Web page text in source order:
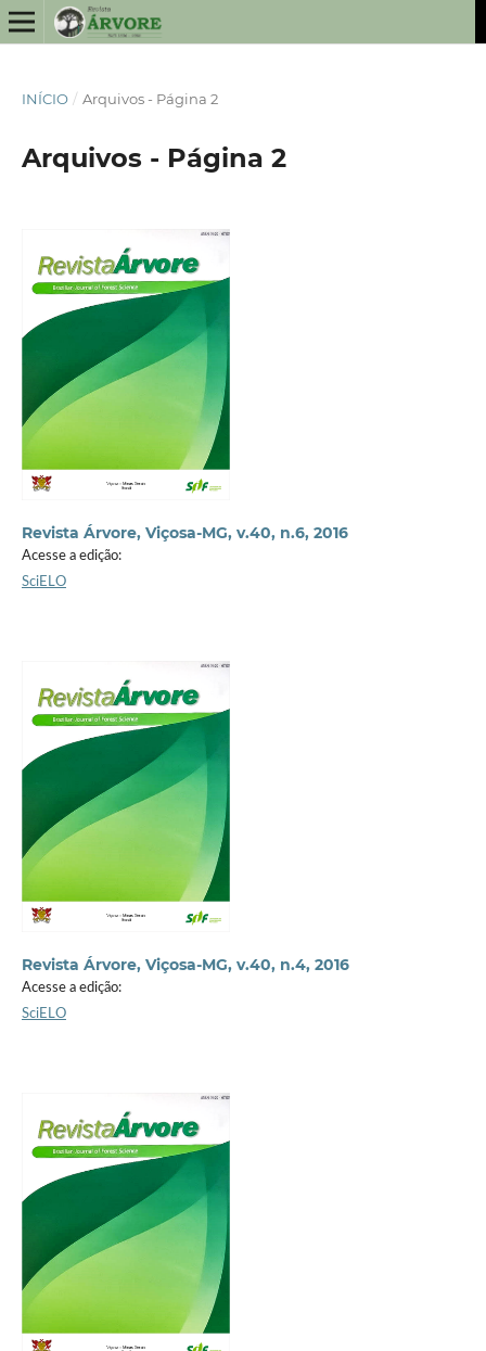
INÍCIO / Arquivos - Página 2
Arquivos - Página 2
Revista Árvore, Viçosa-MG, v.40, n.6, 2016
Acesse a edição:
SciELO
Revista Árvore, Viçosa-MG, v.40, n.4, 2016
Acesse a edição:
SciELO